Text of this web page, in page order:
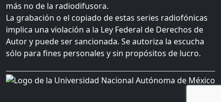
más no de la radiodifusora.
La grabación o el copiado de estas series radiofónicas
implica una violación a la Ley Federal de Derechos de
Autor y puede ser sancionada. Se autoriza la escucha
sólo para fines personales y sin propósitos de lucro.